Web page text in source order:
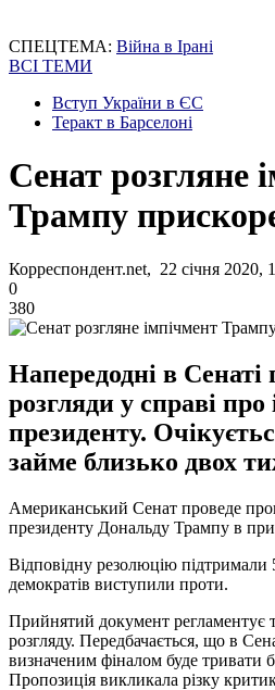
СПЕЦТЕМА: Війна в Ірані
ВСІ ТЕМИ
Вступ України в ЄС
Теракт в Барселоні
Сенат розгляне
Трампу
Корреспондент.net, 22 січня 2020,
0
380
Напередодні в Сенаті
розгляди у справі про
президенту.
займе близько двох
Американський Сенат проведе
президенту Дональду Трампу в
Відповідну резолюцію підтримали
демократів виступили проти.
Прийнятий документ регламентує
розгляду. Передбачається, що в
визначеним фіналом буде тривати
Пропозиція викликала різку